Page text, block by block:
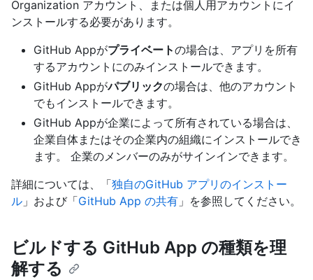
Organization アカウント、または個人用アカウントにイ
ンストールする必要があります。
GitHub Appがプライベートの場合は、アプリを所有
するアカウントにのみインストールできます。
GitHub Appがパブリックの場合は、他のアカウント
でもインストールできます。
GitHub Appが企業によって所有されている場合は、
企業自体またはその企業内の組織にインストールでき
ます。 企業のメンバーのみがサインインできます。
詳細については、「独自のGitHub アプリのインストー
ル 」および「GitHub App の共有 」を参照してください。
ビルドする GitHub App の種類を理
解する